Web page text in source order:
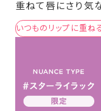
重ねて唇にさり気
いつものリップに重ね